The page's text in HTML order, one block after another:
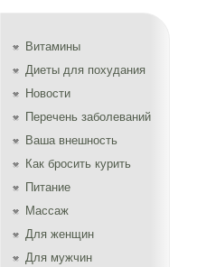
Витамины
Диеты для похудания
Новости
Перечень заболеваний
Ваша внешность
Как бросить курить
Питание
Массаж
Для женщин
Для мужчин